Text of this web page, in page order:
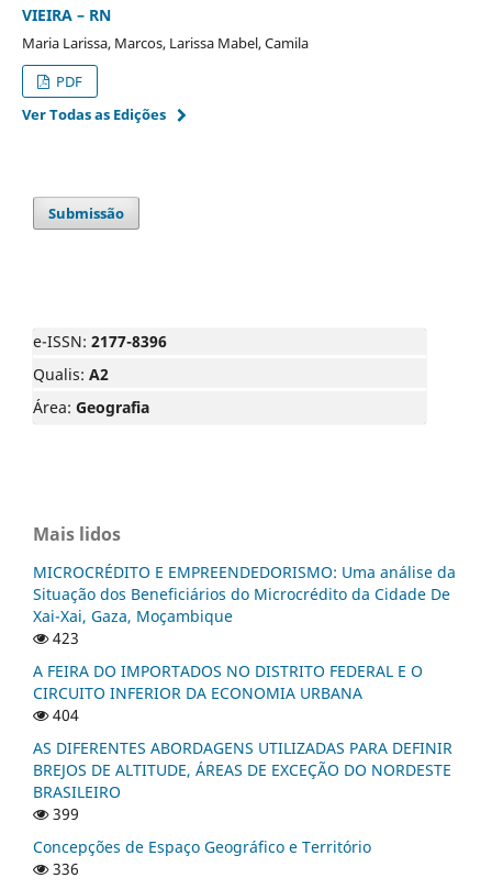
VIEIRA – RN
Maria Larissa, Marcos, Larissa Mabel, Camila
PDF
Ver Todas as Edições
Submissão
e-ISSN: 2177-8396
Qualis: A2
Área: Geografia
Mais lidos
MICROCRÉDITO E EMPREENDEDORISMO: Uma análise da
Situação dos Beneficiários do Microcrédito da Cidade De
Xai-Xai, Gaza, Moçambique
423
A FEIRA DO IMPORTADOS NO DISTRITO FEDERAL E O
CIRCUITO INFERIOR DA ECONOMIA URBANA
404
AS DIFERENTES ABORDAGENS UTILIZADAS PARA DEFINIR
BREJOS DE ALTITUDE, ÁREAS DE EXCEÇÃO DO NORDESTE
BRASILEIRO
399
Concepções de Espaço Geográfico e Território
336